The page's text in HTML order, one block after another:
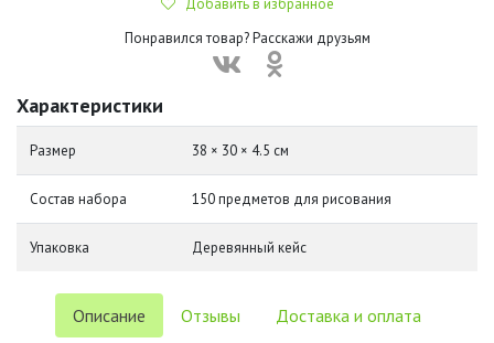
Добавить в избранное
Понравился товар? Расскажи друзьям
Характеристики
Размер 38 × 30 × 4.5 см
Состав набора 150 предметов для рисования
Упаковка Деревянный кейс
Описание Отзывы Доставка и оплата